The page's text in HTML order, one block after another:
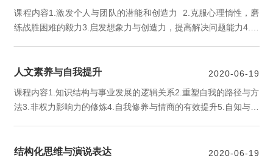
课程内容1.激发个人与团队的潜能和创造力 2.克服心理惰性，磨
练战胜困难的毅力3.启发想象力与创造力，提高解决问题能力4.改
人文素养与自我提升 2020-06-19
课程内容1.知识结构与事业发展的逻辑关系2.重塑自我的路径与方
法3.非权力影响力的修炼4.自我修养与情商的有效提升5.自知与自
结构化思维与演说表达 2020-06-19